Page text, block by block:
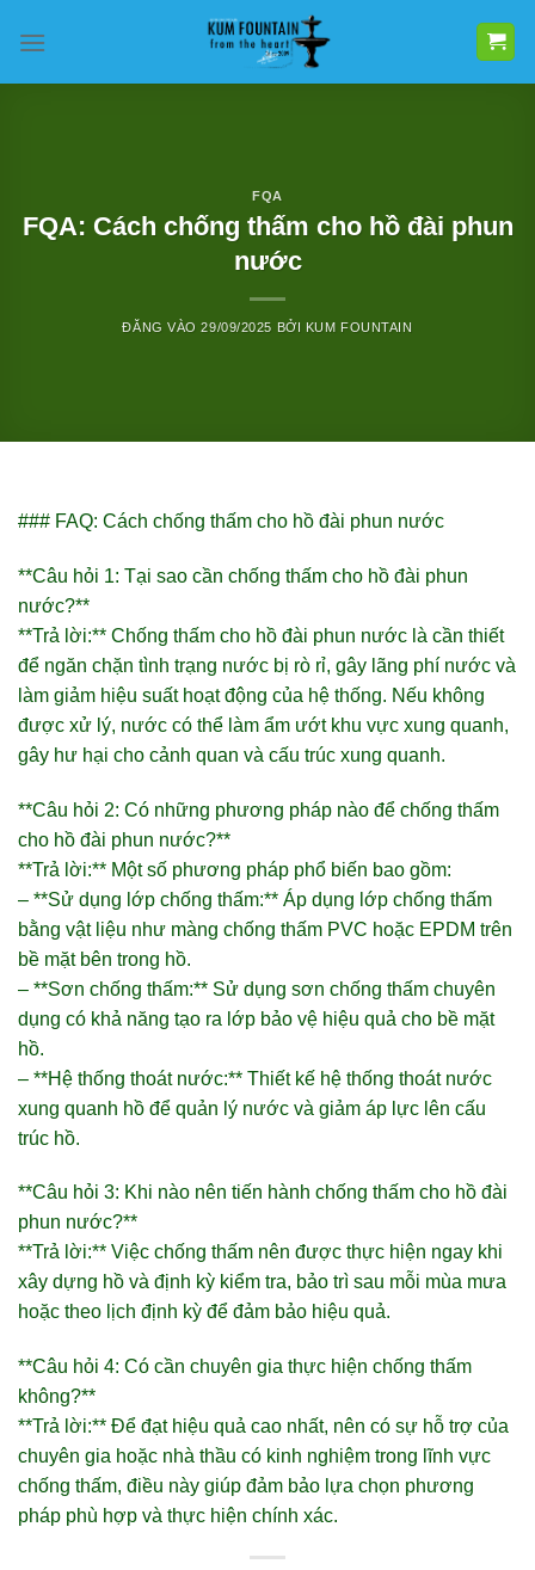
qua
FQA
FQA: Cách chống thấm cho hồ đài phun
nước
ĐĂNG VÀO29/09/2025 BỞI KUM FOUNTAIN
### FAQ: Cách chống thấm cho hồ đài phun nước
**Câu hỏi 1: Tại sao cần chống thấm cho hồ đài phun
nước?**
**Trả lời:** Chống thấm cho hồ đài phun nước là cần thiết
để ngăn chặn tình trạng nước bị rò rỉ, gây lãng phí nước và
làm giảm hiệu suất hoạt động của hệ thống. Nếu không
được xử lý, nước có thể làm ẩm ướt khu vực xung quanh,
gây hư hại cho cảnh quan và cấu trúc xung quanh.
**Câu hỏi 2: Có những phương pháp nào để chống thấm
cho hồ đài phun nước?**
**Trả lời:** Một số phương pháp phổ biến bao gồm:
– **Sử dụng lớp chống thấm:** Áp dụng lớp chống thấm
bằng vật liệu như màng chống thấm PVC hoặc EPDM trên
bề mặt bên trong hồ.
– **Sơn chống thấm:** Sử dụng sơn chống thấm chuyên
dụng có khả năng tạo ra lớp bảo vệ hiệu quả cho bề mặt
hồ.
– **Hệ thống thoát nước:** Thiết kế hệ thống thoát nước
xung quanh hồ để quản lý nước và giảm áp lực lên cấu
trúc hồ.
**Câu hỏi 3: Khi nào nên tiến hành chống thấm cho hồ đài
phun nước?**
**Trả lời:** Việc chống thấm nên được thực hiện ngay khi
xây dựng hồ và định kỳ kiểm tra, bảo trì sau mỗi mùa mưa
hoặc theo lịch định kỳ để đảm bảo hiệu quả.
**Câu hỏi 4: Có cần chuyên gia thực hiện chống thấm
không?**
**Trả lời:** Để đạt hiệu quả cao nhất, nên có sự hỗ trợ của
chuyên gia hoặc nhà thầu có kinh nghiệm trong lĩnh vực
chống thấm, điều này giúp đảm bảo lựa chọn phương
pháp phù hợp và thực hiện chính xác.